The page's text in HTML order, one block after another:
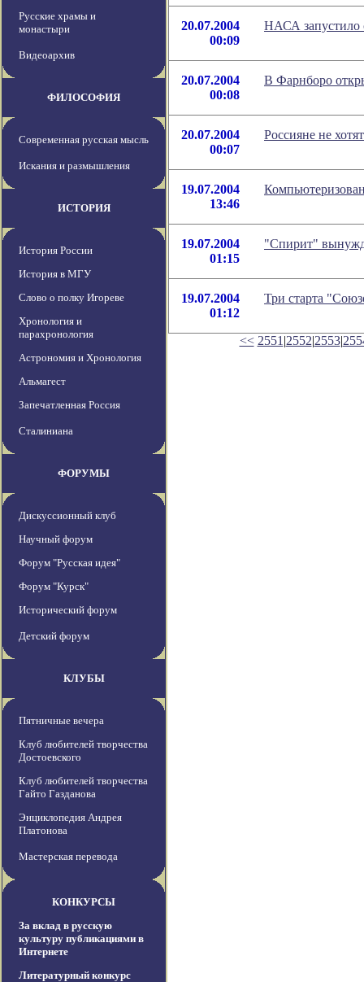
Русские храмы и
монастыри
Видеоархив
ФИЛОСОФИЯ
Современная русская мысль
Искания и размышления
ИСТОРИЯ
История России
История в МГУ
Слово о полку Игореве
Хронология и
парахронология
Астрономия и Хронология
Альмагест
Запечатленная Россия
Сталиниана
ФОРУМЫ
Дискуссионный клуб
Научный форум
Форум "Русская идея"
Форум "Курск"
Исторический форум
Детский форум
КЛУБЫ
Пятничные вечера
Клуб любителей творчества
Достоевского
Клуб любителей творчества
Гайто Газданова
Энциклопедия Андрея
Платонова
Мастерская перевода
КОНКУРСЫ
За вклад в русскую
культуру публикациями в
Интернете
Литературный конкурс
20.07.2004
00:09
НАСА запустило
20.07.2004
00:08
В Фарнборо
20.07.2004
00:07
Россияне не
19.07.2004
13:46
19.07.2004
01:15
"Спирит"
19.07.2004
01:12
Три старта
<< 2551 |2552|2553|